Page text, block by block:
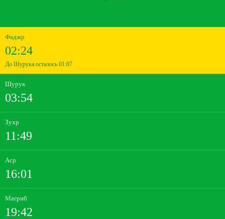
Фаджр
02:24
До Шурука осталось 01:07
Шурук
03:54
Зухр
11:49
Аср
16:01
Магриб
19:42